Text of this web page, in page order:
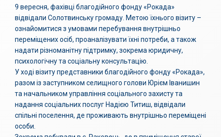
9 вересня, фахівці благодійного фонду «Рокада»
відвідали Солотвинську громаду. Метою їхнього візиту –
ознайомитися з умовами перебування внутрішньо
переміщених осіб, проаналізувати їхні потреби, а також
надати різноманітну підтримку, зокрема юридичну,
психологічну та соціальну консультацію.
У ході візиту представники благодійного фонду «Рокада»,
разом із заступником селищного голови Юрієм Іванишин
та начальником управління соціального захисту та
надання соціальних послуг Надією Титиш, відвідали
спільні поселення, де проживають внутрішньо переміщені
особи.